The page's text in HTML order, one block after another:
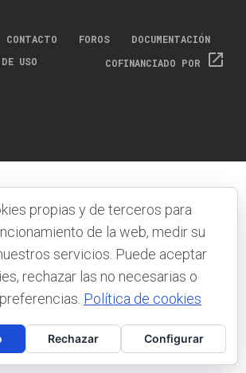
CONTACTO FOROS
DOCUMENTACIÓN
USO
COFINANCIADO POR open_in_new
propias y de terceros para
de la web, medir su
servicios. Puede aceptar
rechazar las no necesarias o
Política de cookies
Rechazar Configurar